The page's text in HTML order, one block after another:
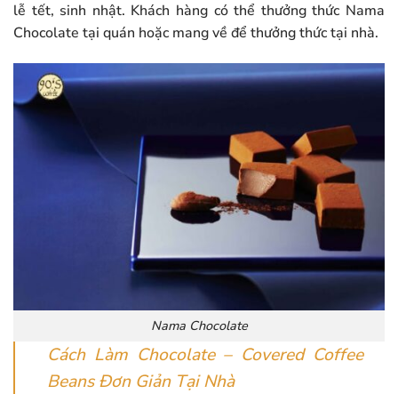
lễ tết, sinh nhật. Khách hàng có thể thưởng thức Nama
Chocolate tại quán hoặc mang về để thưởng thức tại nhà.
Nama Chocolate
Cách Làm Chocolate – Covered Coffee
Beans Đơn Giản Tại Nhà